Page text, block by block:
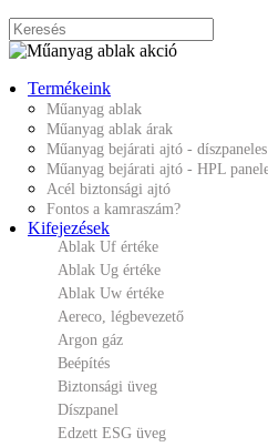
Termékeink
Műanyag ablak
Műanyag ablak árak
Műanyag bejárati ajtó - díszpaneles
Műanyag bejárati ajtó - HPL
Acél biztonsági ajtó
Fontos a kamraszám?
Kifejezések
Ablak Uf értéke
Ablak Ug értéke
Ablak Uw értéke
Aereco, légbevezető
Argon gáz
Beépítés
Biztonsági üveg
Díszpanel
Edzett ESG üveg